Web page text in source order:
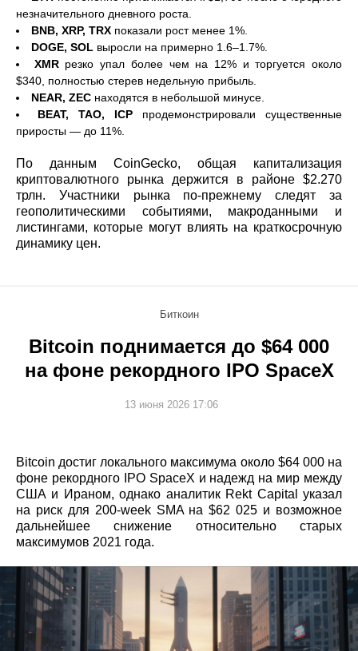
незначительного дневного роста.
BNB, XRP, TRX показали рост менее 1%.
DOGE, SOL выросли на примерно 1.6–1.7%.
XMRрезко упал более чем на 12% и торгуется около
$340, полностью стерев недельную прибыль.
NEAR, ZEC находятся в небольшой минусе.
BEAT, TAO, ICP продемонстрировали существенные
приросты — до 11%.
По данным CoinGecko, общая капитализация
криптовалютного рынка держится в районе $2.270
трлн. Участники рынка по-прежнему следят за
геополитическими событиями, макроданными и
листингами, которые могут влиять на краткосрочную
динамику цен.
Биткоин
Bitcoin поднимается до $64 000
на фоне рекордного IPO SpaceX
13 июня 2026 17:06
Bitcoin достиг локального максимума около $64 000 на
фоне рекордного IPO SpaceX и надежд на мир между
США и Ираном, однако аналитик Rekt Capital указал
на риск для 200‑week SMA на $62 025 и возможное
дальнейшее снижение относительно старых
максимумов 2021 года.